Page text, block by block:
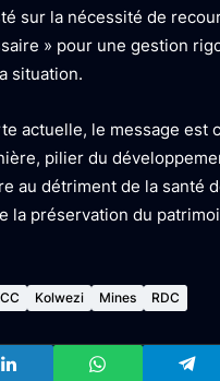
sur la nécessité de
» pour une gestion
situation.
actuelle, le message est
pilier du
au détriment de la santé
la préservation du
Kolwezi Mines RDC